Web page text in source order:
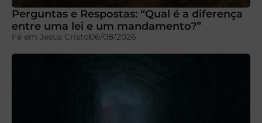
Perguntas e Respostas: “Qual é a diferença
entre uma lei e um mandamento?”
Fé em Jesus Cristo06/08/2026